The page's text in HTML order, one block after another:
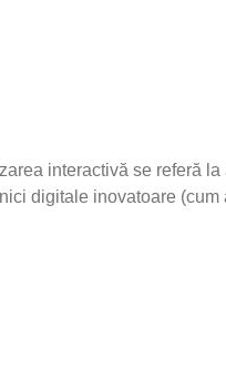
interactivă se referă
digitale inovatoare (cum